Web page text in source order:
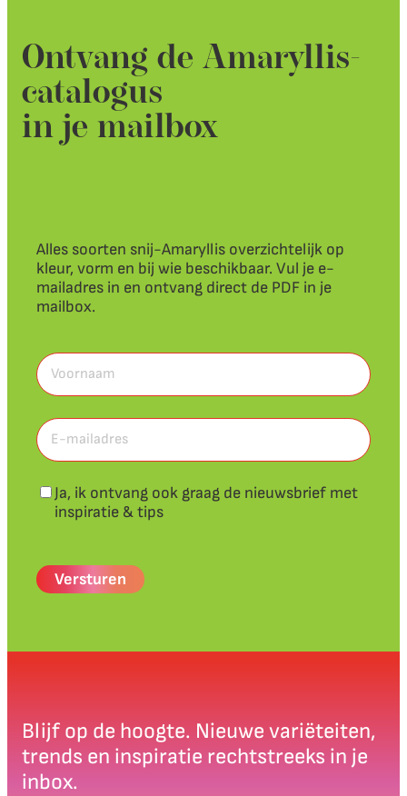
Ontvang de Amaryllis-
catalogus
in je mailbox
Alles soorten snij-Amaryllis overzichtelijk op
kleur, vorm en bij wie beschikbaar. Vul je e-
mailadres in en ontvang direct de PDF in je
mailbox.
Voornaam
E-
mailadres(Vereist)
Nieuwsbrief
Ja, ik ontvang ook graag de nieuwsbrief met
inspiratie & tips
Blijf op de hoogte. Nieuwe variëteiten,
trends en inspiratie rechtstreeks in je
inbox.